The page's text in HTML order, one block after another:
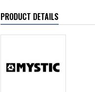
PRODUCT DETAILS